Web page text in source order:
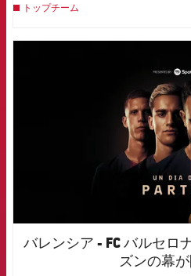
トップチーム
バレンシア - FC バルセロ
ズンの幕